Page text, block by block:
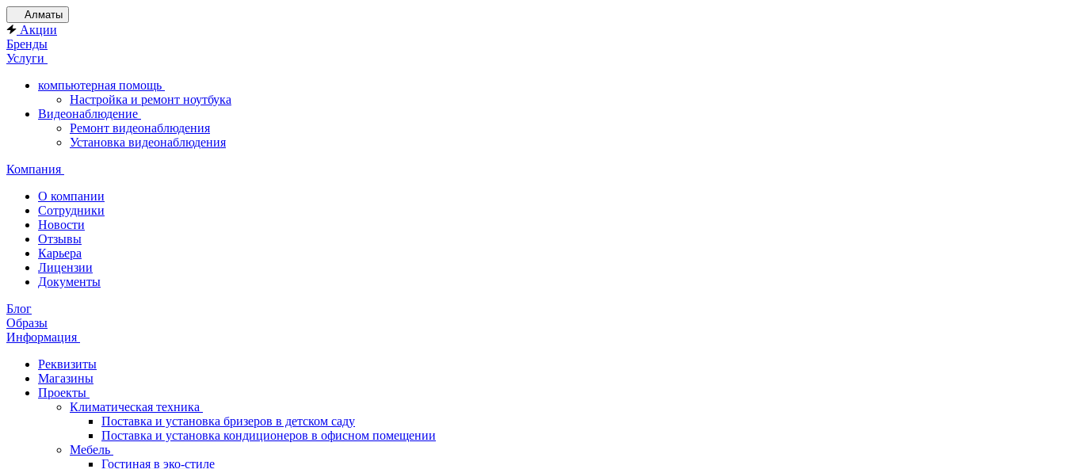
Алматы
Акции
Бренды
Услуги
компьютерная помощь
Настройка и ремонт ноутбука
Видеонаблюдение
Ремонт видеонаблюдения
Установка видеонаблюдения
Компания
О компании
Сотрудники
Новости
Отзывы
Карьера
Лицензии
Документы
Блог
Образы
Информация
Реквизиты
Магазины
Проекты
Климатическая техника
Поставка и установка бризеров в детском саду
Поставка и установка кондиционеров в офисном помещении
Мебель
Гостиная в эко-стиле